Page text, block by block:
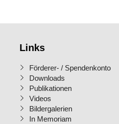
Links
Förderer- / Spendenkonto
Downloads
Publikationen
Videos
Bildergalerien
In Memoriam